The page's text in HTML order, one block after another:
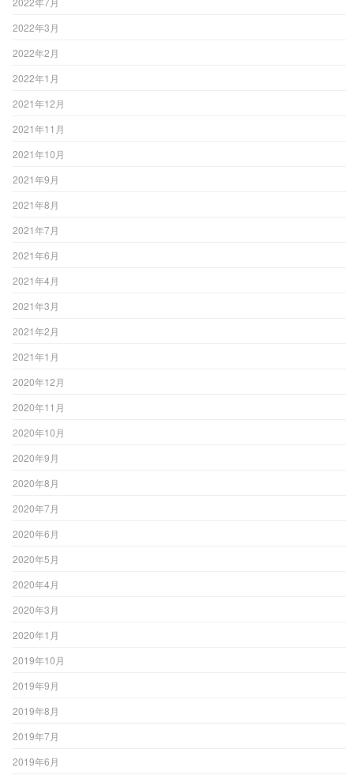
2022年3月
2022年2月
2022年1月
2021年12月
2021年11月
2021年10月
2021年9月
2021年8月
2021年7月
2021年6月
2021年4月
2021年3月
2021年2月
2021年1月
2020年12月
2020年11月
2020年10月
2020年9月
2020年8月
2020年7月
2020年6月
2020年5月
2020年4月
2020年3月
2020年1月
2019年10月
2019年9月
2019年8月
2019年7月
2019年6月